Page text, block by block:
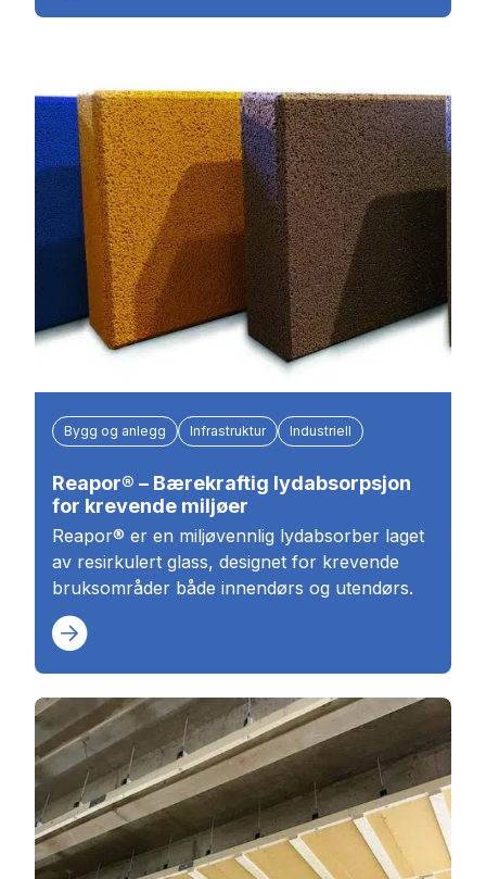
Bygg og anlegg Infrastruktur Industriell
Reapor® – Bærekraftig lydabsorpsjon
for krevende miljøer
Reapor® er en miljøvennlig lydabsorber laget
av resirkulert glass, designet for krevende
bruksområder både innendørs og utendørs.